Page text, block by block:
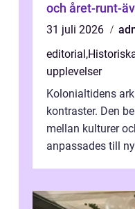
och året-runt-
31 juli 2026
editorial,
upplevelser
Kolonialtidens
kontraster. Den
mellan kulturer
anpassades till